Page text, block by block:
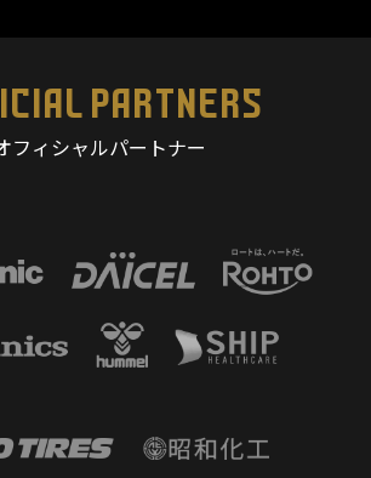
PARTNERS
フィシャルパートナー